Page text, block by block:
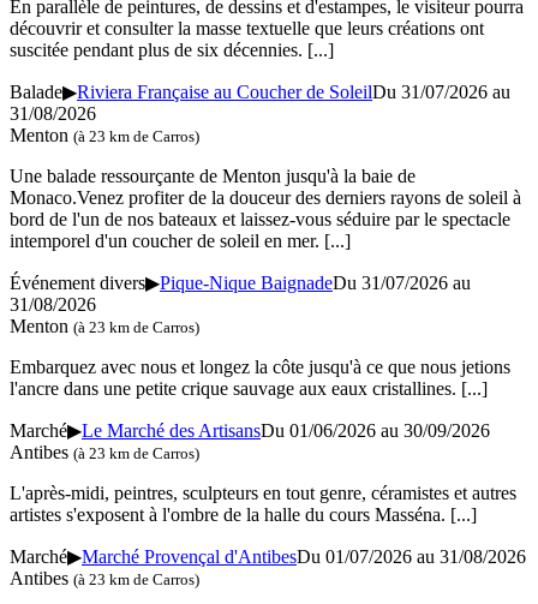
En parallèle de peintures, de dessins et d'estampes, le visiteur pourra
découvrir et consulter la masse textuelle que leurs créations ont
suscitée pendant plus de six décennies. [...]
Balade▶Riviera Française au Coucher de SoleilDu 31/07/2026 au
31/08/2026
Menton (à 23 km de Carros)
Une balade ressourçante de Menton jusqu'à la baie de
Monaco.Venez profiter de la douceur des derniers rayons de soleil à
bord de l'un de nos bateaux et laissez-vous séduire par le spectacle
intemporel d'un coucher de soleil en mer. [...]
Événement divers▶Pique-Nique BaignadeDu 31/07/2026 au
31/08/2026
Menton (à 23 km de Carros)
Embarquez avec nous et longez la côte jusqu'à ce que nous jetions
l'ancre dans une petite crique sauvage aux eaux cristallines. [...]
Marché▶Le Marché des ArtisansDu 01/06/2026 au 30/09/2026
Antibes (à 23 km de Carros)
L'après-midi, peintres, sculpteurs en tout genre, céramistes et autres
artistes s'exposent à l'ombre de la halle du cours Masséna. [...]
Marché▶Marché Provençal d'AntibesDu 01/07/2026 au 31/08/2026
Antibes (à 23 km de Carros)